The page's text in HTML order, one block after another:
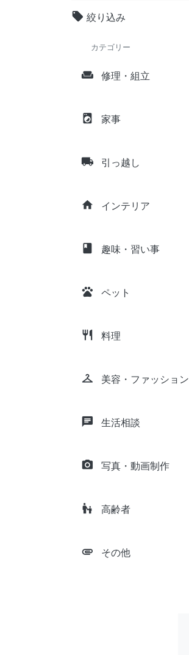
local_offer 絞り込み
カテゴリー
weekend 修理・組立
local_laundry_service 家事
local_shipping 引っ越し
home インテリア
class 趣味・習い事
pets ペット
restaurant 料理
checkroom 美容・ファッション
chat 生活相談
camera_alt 写真・動画制作
escalator_warning 高齢者
attachment その他